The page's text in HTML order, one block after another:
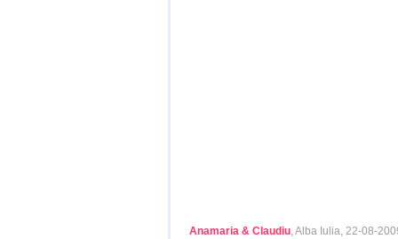
Anamaria & Claudiu, Alba Iulia, 22-08-